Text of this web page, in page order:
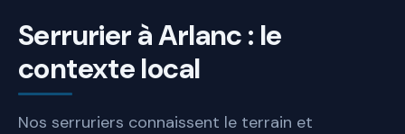
Serrurier à Arlanc : le
contexte local
Nos serruriers connaissent le terrain et